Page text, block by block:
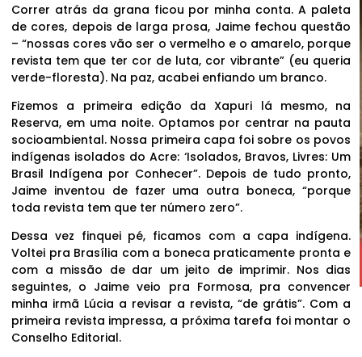
Correr atrás da grana ficou por minha conta. A paleta
de cores, depois de larga prosa, Jaime fechou questão
– “nossas cores vão ser o vermelho e o amarelo, porque
revista tem que ter cor de luta, cor vibrante” (eu queria
verde-floresta). Na paz, acabei enfiando um branco.
Fizemos a primeira edição da Xapuri lá mesmo, na
Reserva, em uma noite. Optamos por centrar na pauta
socioambiental. Nossa primeira capa foi sobre os povos
indígenas isolados do Acre: ‘Isolados, Bravos, Livres: Um
Brasil Indígena por Conhecer”. Depois de tudo pronto,
Jaime inventou de fazer uma outra boneca, “porque
toda revista tem que ter número zero”.
Dessa vez finquei pé, ficamos com a capa indígena.
Voltei pra Brasília com a boneca praticamente pronta e
com a missão de dar um jeito de imprimir. Nos dias
seguintes, o Jaime veio pra Formosa, pra convencer
minha irmã Lúcia a revisar a revista, “de grátis”. Com a
primeira revista impressa, a próxima tarefa foi montar o
Conselho Editorial.